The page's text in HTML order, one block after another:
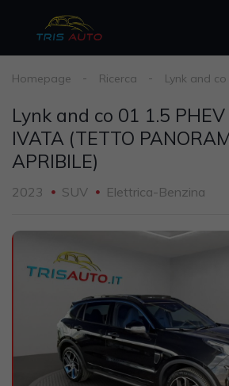
Homepage Ricerca Lynk and co
Lynk and co 01 1.5
IVATA (TETTO
APRIBILE)
2023 SUV Elettrica-Benzina